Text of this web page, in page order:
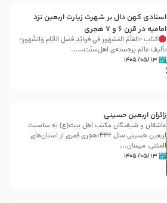
اسنادی کهن دال بر شهرت زیارت اربعین نزد
امامیه در قرن ۶ و ۷ هجری
کتاب «العَلَمُ المَشهور في فَوائِدِ فَضلِ الأيّامِ وَالشُّهورِ»
تألیف عالم برجسته‌ی اهل‌سنّت…...
۱۳ /۰۵/ ۱۴۰۵
زائران اربعین حسینی
عاشقان و شیفتگان مکتب اهل بیت(ع) به مناسبت
اربعین حسینی سال ۱۴۴۲هجری قمری از استان‌های
المثنی، میسان...
۱۳ /۰۵/ ۱۴۰۵